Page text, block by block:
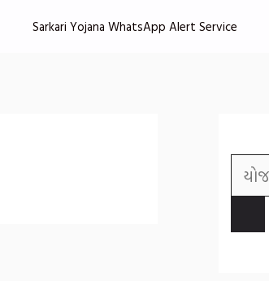
Sarkari Yojana WhatsApp Alert Service